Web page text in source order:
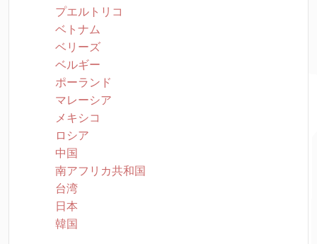
プエルトリコ
ベトナム
ベリーズ
ベルギー
ポーランド
マレーシア
メキシコ
ロシア
中国
南アフリカ共和国
台湾
日本
韓国